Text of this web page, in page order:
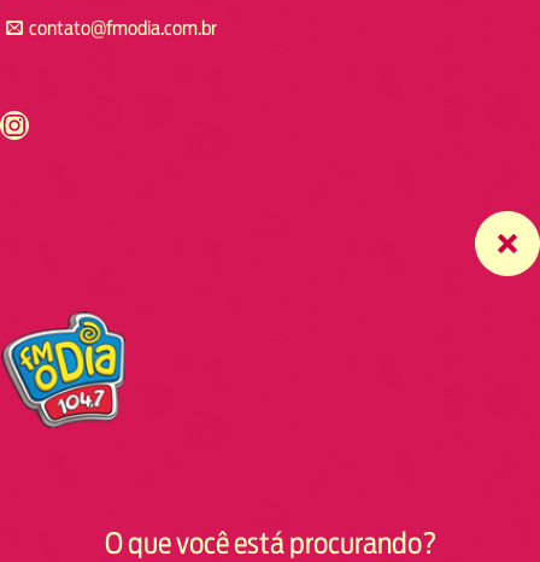
contato@fmodia.com.br
https://www.instagram.com/fmodia.cabofrio/
O que você está procurando?